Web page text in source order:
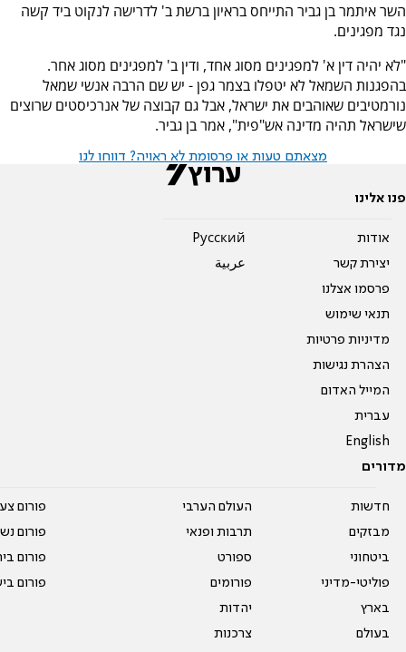
השר איתמר בן גביר התייחס בראיון ברשת ב' לדרישה לנקוט ביד קשה
נגד מפגינים.
"לא יהיה דין א' למפגינים מסוג אחד, ודין ב' למפגינים מסוג אחר.
בהפגנות השמאל לא יטפלו בצמר גפן - יש שם הרבה אנשי שמאל
נורמטיבים שאוהבים את ישראל, אבל גם קבוצה של אנרכיסטים שרוצים
שישראל תהיה מדינה אש"פית", אמר בן גביר.
מצאתם טעות או פרסומת לא ראויה? דווחו לנו
פנו אלינו
אודות
יצירת קשר
פרסמו אצלנו
תנאי שימוש
מדיניות פרטיות
הצהרת נגישות
המייל האדום
עברית
English
Pусский
عربية
מדורים
חדשות
מבזקים
ביטחוני
פוליטי-מדיני
בארץ
בעולם
העולם הערבי
תרבות ופנאי
ספורט
פורומים
יהדות
צרכנות
פורום
פורום
פורום
פורום